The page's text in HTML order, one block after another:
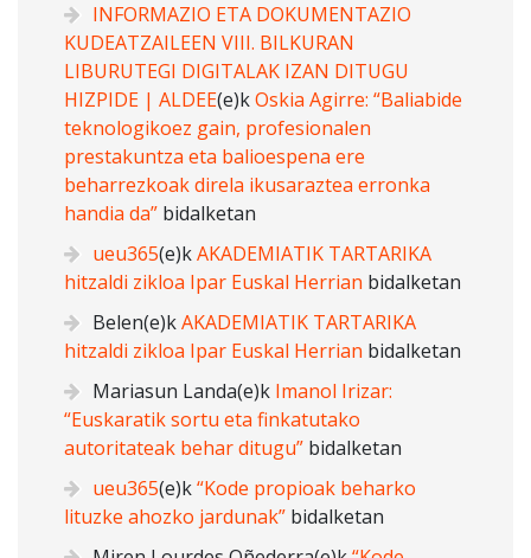
INFORMAZIO ETA DOKUMENTAZIO
KUDEATZAILEEN VIII. BILKURAN
LIBURUTEGI DIGITALAK IZAN DITUGU
HIZPIDE | ALDEE(e)kOskia Agirre: “Baliabide
teknologikoez gain, profesionalen
prestakuntza eta balioespena ere
beharrezkoak direla ikusaraztea erronka
handia da” bidalketan
ueu365(e)kAKADEMIATIK TARTARIKA
hitzaldi zikloa Ipar Euskal Herrian bidalketan
Belen(e)kAKADEMIATIK TARTARIKA
hitzaldi zikloa Ipar Euskal Herrian bidalketan
Mariasun Landa(e)k Imanol Irizar:
“Euskaratik sortu eta finkatutako
autoritateak behar ditugu” bidalketan
ueu365(e)k“Kode propioak beharko
lituzke ahozko jardunak” bidalketan